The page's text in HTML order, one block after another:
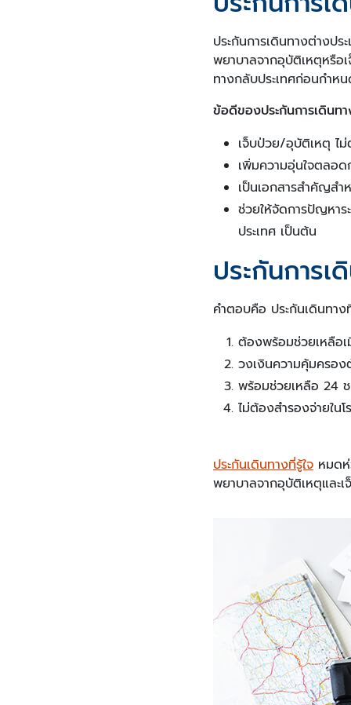
ประกันการเดินทางต่างป
พยาบาลจากอุบัติเหตุหรือ
ทางกลับประเทศก่อนกำห
ข้อดีของประกันการเดิน
เจ็บป่วย/อุบัติเหตุ ไม่
เพิ่มความอุ่นใจตลอด
เป็นเอกสารสำคัญสำ
ช่วยให้จัดการปัญหาร
ประเทศ เป็นต้น
ประกันการ
คำตอบคือ ประกันเดินทาง
ต้องพร้อมช่วยเหลือ
วงเงินความคุ้มครอง
พร้อมช่วยเหลือ 24
ไม่ต้องสำรองจ่ายใน
ประกันเดินทางที่รู้ใจ หมด
พยาบาลจากอุบัติเหตุและ